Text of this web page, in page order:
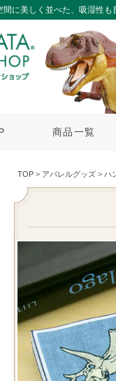
間に美しく並べた、吸湿性も
商品一覧
TOP > アパレルグッズ > ハ